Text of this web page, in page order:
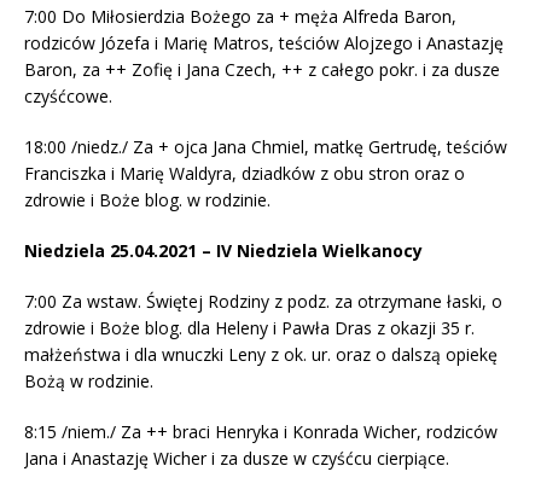
7:00 Do Miłosierdzia Bożego za + męża Alfreda Baron,
rodziców Józefa i Marię Matros, teściów Alojzego i Anastazję
Baron, za ++ Zofię i Jana Czech, ++ z całego pokr. i za dusze
czyśćcowe.
18:00 /niedz./ Za + ojca Jana Chmiel, matkę Gertrudę, teściów
Franciszka i Marię Waldyra, dziadków z obu stron oraz o
zdrowie i Boże blog. w rodzinie.
Niedziela 25.04.2021 – IV Niedziela Wielkanocy
7:00 Za wstaw. Świętej Rodziny z podz. za otrzymane łaski, o
zdrowie i Boże blog. dla Heleny i Pawła Dras z okazji 35 r.
małżeństwa i dla wnuczki Leny z ok. ur. oraz o dalszą opiekę
Bożą w rodzinie.
8:15 /niem./ Za ++ braci Henryka i Konrada Wicher, rodziców
Jana i Anastazję Wicher i za dusze w czyśćcu cierpiące.